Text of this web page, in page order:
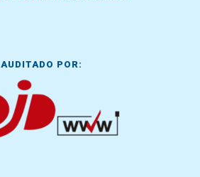
AUDITADO POR: